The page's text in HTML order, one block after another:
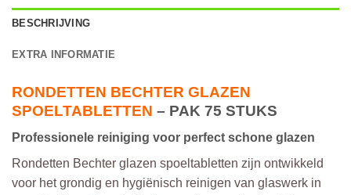
BESCHRIJVING
EXTRA INFORMATIE
RONDETTEN BECHTER GLAZEN
SPOELTABLETTEN – PAK 75 STUKS
Professionele reiniging voor perfect schone glazen
Rondetten Bechter glazen spoeltabletten zijn ontwikkeld
voor het grondig en hygiënisch reinigen van glaswerk in